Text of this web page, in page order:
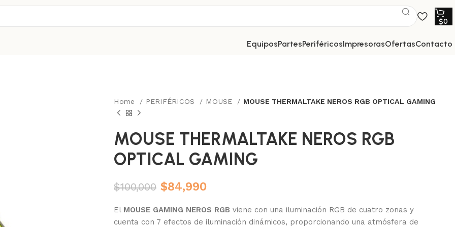
$0
equipos partes periféricos impresoras ofertas contacto
Home PERIFÉRICOS MOUSE MOUSE THERMALTAKE NEROS RGB OPTICAL GAMING
MOUSE THERMALTAKE NEROS RGB
OPTICAL GAMING
$100,000 $84,990
El MOUSE GAMING NEROS RGB viene con una iluminación RGB de cuatro zonas y
cuenta con 7 efectos de iluminación dinámicos, proporcionando una atmósfera de